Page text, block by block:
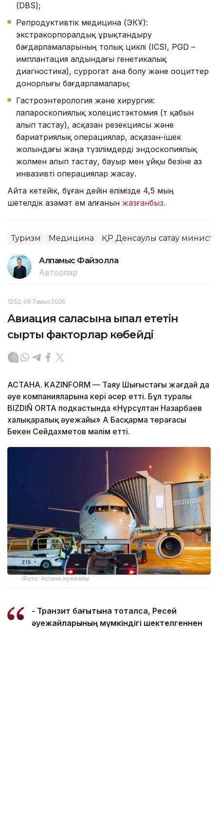
(DBS);
Репродуктивтік медицина (ЭКҰ):
экстракорпоралдық ұрықтандыру
бағдарламаларының толық циклі (ICSI, PGD –
имплантация алдындағы генетикалық
диагностика), суррогат ана болу және ооциттер
донорлығы бағдарламалары;
Гастроэнтерология және хирургия:
лапароскопиялық холецистэктомия (өт қабын
алып тастау), асқазан резекциясы және
бариатриялық операциялар, асқазан-ішек
жолындағы жаңа түзілімдерді эндоскопиялық
жолмен алып тастау, бауыр мен ұйқы безіне аз
инвазивті операциялар жасау.
Айта кетейік, бұған дейін елімізде 4,5 мың
шетелдік азамат ем алғанын жазғанбыз.
Туризм Медицина ҚР Денсаулық сақтау
Алпамыс Файзолла
Авторлар
12:52, 08 Тамыз 2026
Авиация саласына ықпал ететін
сыртқы факторлар көбейді
АСТАНА. KAZINFORM — Таяу Шығыстағы жағдай да
әуе компанияларына кері әсер етті. Бұл туралы
BIZDIÑ ORTA подкастында «Нұрсұлтан Назарбаев
халықаралық әуежайы» АҚ Басқарма төрағасы
Бекен Сейдахметов мәлім етті.
Фото: Астана әуежайы
- Транзит бағытына тоқталсақ, Ресей
әуежайларының мүмкіндігі шектелгеннен